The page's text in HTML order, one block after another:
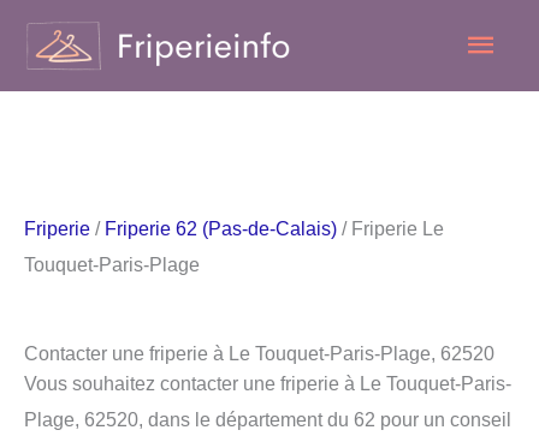
contenu
Friperie / Friperie 62 (Pas-de-Calais) / Friperie Le
Touquet-Paris-Plage
Contacter une friperie à Le Touquet-Paris-Plage, 62520
Vous souhaitez contacter une friperie à Le Touquet-Paris-
Plage, 62520, dans le département du 62 pour un conseil